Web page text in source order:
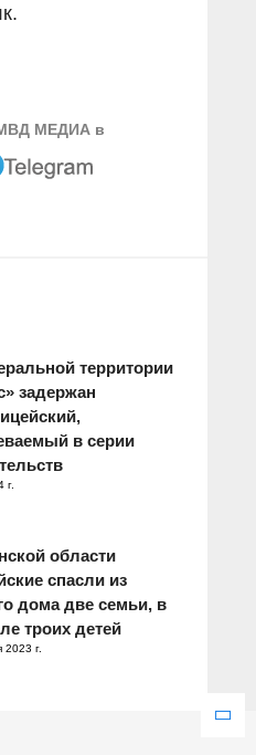
МЕДИА в
территории
задержан
в серии
г.
области
спасли из
дома две семьи, в
троих детей
2023 г.